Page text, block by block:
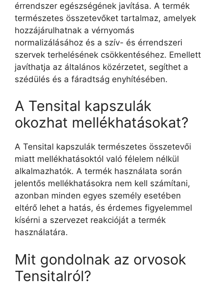
érrendszer egészségének javítása. A termék
természetes összetevőket tartalmaz, amelyek
hozzájárulhatnak a vérnyomás
normalizálásához és a szív- és érrendszeri
szervek terhelésének csökkentéséhez. Emellett
javíthatja az általános közérzetet, segíthet a
szédülés és a fáradtság enyhítésében.
A Tensital kapszulák
okozhat mellékhatásokat?
A Tensital kapszulák természetes összetevői
miatt mellékhatásoktól való félelem nélkül
alkalmazhatók. A termék használata során
jelentős mellékhatásokra nem kell számítani,
azonban minden egyes személy esetében
eltérő lehet a hatás, és érdemes figyelemmel
kísérni a szervezet reakcióját a termék
használatára.
Mit gondolnak az orvosok
Tensitalról?